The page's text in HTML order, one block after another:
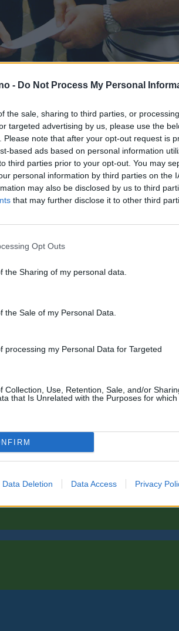
- Do Not Process My Personal
the sale, sharing to third parties, or
targeted advertising by us, please use the
Please note that after your opt-out request is
based ads based on personal information
third parties prior to your opt-out. You may
personal information by third parties on the
may also be disclosed by us to third
that may further disclose it to other third
Opt Outs
the Sharing of my personal data.
the Sale of my Personal Data.
processing my Personal Data for Targeted
Collection, Use, Retention, Sale, and/or
that Is Unrelated with the Purposes for which
Data Deletion Data Access Privacy
Einar Kvalavåg